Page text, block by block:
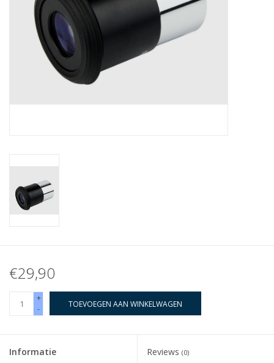
Weerstations
Aanbiedingen
Cadeaubonnen
€29,90
+
-
TOEVOEGEN AAN WINKELWAGEN
Informatie Reviews (0)